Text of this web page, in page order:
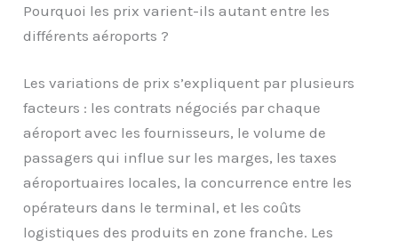
Pourquoi les prix varient-ils autant entre les
différents aéroports ?
Les variations de prix s’expliquent par plusieurs
facteurs : les contrats négociés par chaque
aéroport avec les fournisseurs, le volume de
passagers qui influe sur les marges, les taxes
aéroportuaires locales, la concurrence entre les
opérateurs dans le terminal, et les coûts
logistiques des produits en zone franche. Les